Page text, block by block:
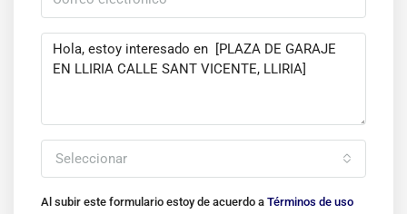
Seleccionar
Al subir este formulario estoy de acuerdo a Términos de uso